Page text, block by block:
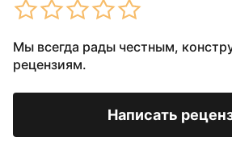
Мы всегда рады честным,
рецензиям.
Написать